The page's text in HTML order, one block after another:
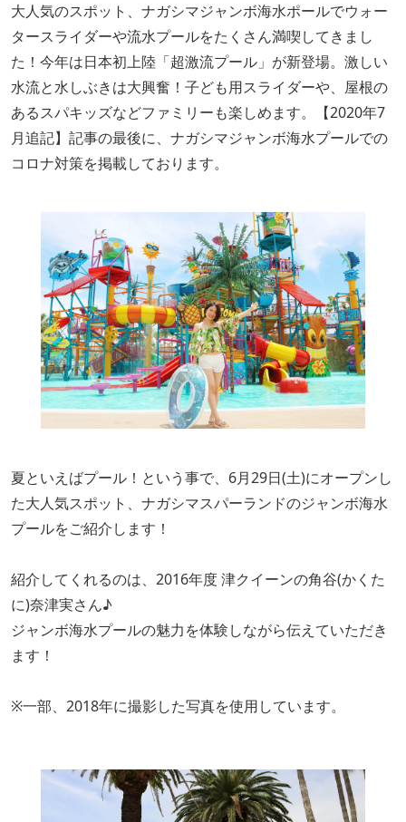
大人気のスポット、ナガシマジャンボ海水ポールでウォー
タースライダーや流水プールをたくさん満喫してきまし
た！今年は日本初上陸「超激流プール」が新登場。激しい
水流と水しぶきは大興奮！子ども用スライダーや、屋根の
あるスパキッズなどファミリーも楽しめます。【2020年7
月追記】記事の最後に、ナガシマジャンボ海水プールでの
コロナ対策を掲載しております。
夏といえばプール！という事で、6月29日(土)にオープンし
た大人気スポット、ナガシマスパーランドのジャンボ海水
プールをご紹介します！
紹介してくれるのは、2016年度 津クイーンの角谷(かくた
に)奈津実さん♪
ジャンボ海水プールの魅力を体験しながら伝えていただき
ます！
※一部、2018年に撮影した写真を使用しています。